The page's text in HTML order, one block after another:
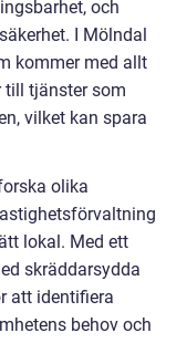
och
I Mölndal
kommer med allt
till tjänster som
vilket kan spara
olika
lokal. Med ett
skräddarsydda
att identifiera
behov och